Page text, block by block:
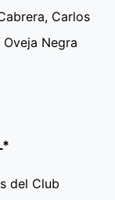
Carlos
Negra
del Club